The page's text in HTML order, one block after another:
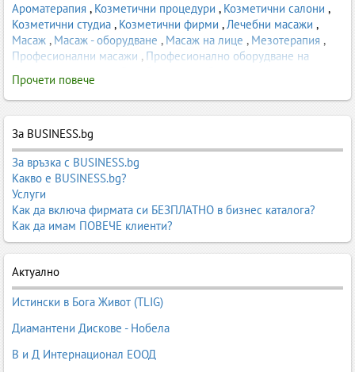
Ароматерапия , Козметични процедури , Козметични салони ,
Козметични студиа , Козметични фирми ,Лечебни масажи ,
Масаж , Масаж - оборудване , Масаж на лице , Мезотерапия ,
Професионални масажи , Професионално оборудване на
фризьорски салони
Солариуми - апарати и оборудване
Прочети повече
За BUSINESS.bg
За връзка с BUSINESS.bg
Какво е BUSINESS.bg?
Услуги
Как да включа фирмата си БЕЗПЛАТНО в бизнес каталога?
Как да имам ПОВЕЧЕ клиенти?
Актуално
Истински в Бога Живот (TLIG)
Диамантени Дискове - Нобела
В и Д Интернационал ЕООД